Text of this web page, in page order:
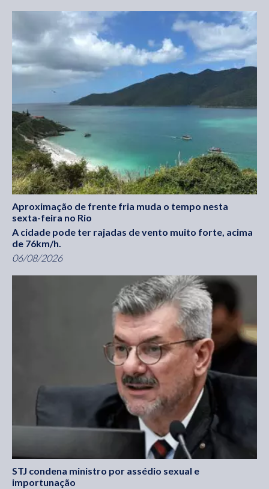
Aproximação de frente fria muda o tempo nesta
sexta-feira no Rio
A cidade pode ter rajadas de vento muito forte, acima
de 76km/h.
06/08/2026
STJ condena ministro por assédio sexual e
importunação